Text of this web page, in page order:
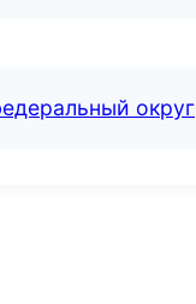
округ